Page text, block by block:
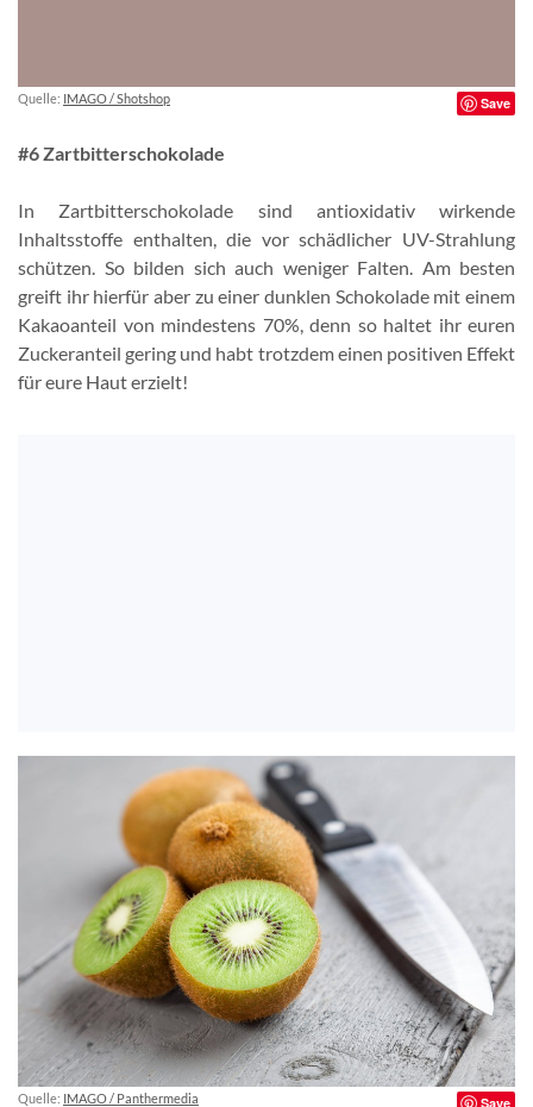
Quelle: IMAGO / Shotshop Save
#6 Zartbitterschokolade
In Zartbitterschokolade sind antioxidativ wirkende
Inhaltsstoffe enthalten, die vor schädlicher UV-Strahlung
schützen. So bilden sich auch weniger Falten. Am besten
greift ihr hierfür aber zu einer dunklen Schokolade mit einem
Kakaoanteil von mindestens 70%, denn so haltet ihr euren
Zuckeranteil gering und habt trotzdem einen positiven Effekt
für eure Haut erzielt!
Quelle: IMAGO / Panthermedia Save